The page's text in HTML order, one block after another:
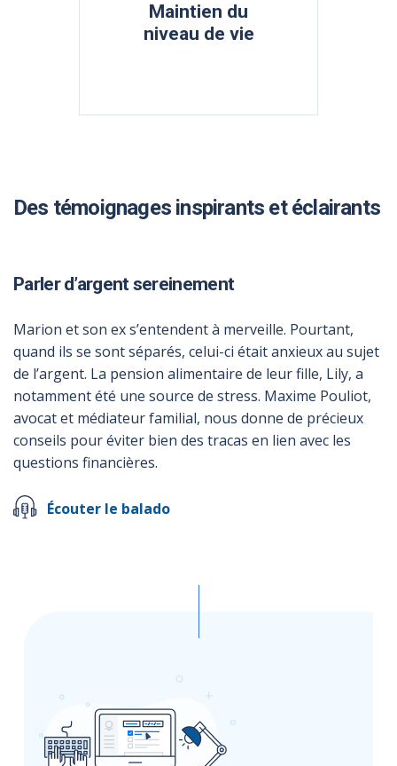
Maintien du
niveau de vie
Des témoignages inspirants et éclairants
Parler d’argent sereinement
Marion et son ex s’entendent à merveille. Pourtant,
quand ils se sont séparés, celui-ci était anxieux au sujet
de l’argent. La pension alimentaire de leur fille, Lily, a
notamment été une source de stress. Maxime Pouliot,
avocat et médiateur familial, nous donne de précieux
conseils pour éviter bien des tracas en lien avec les
questions financières.
Écouter le balado